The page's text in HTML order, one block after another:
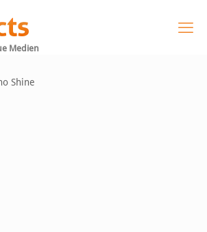
Medien
Shine